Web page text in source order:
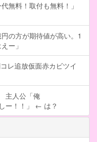
無料！取付も無料！」
の方が期待値が高い。1
ー」
レ追放仮面赤カビツイ
主人公「俺
ー！！」 ← は？